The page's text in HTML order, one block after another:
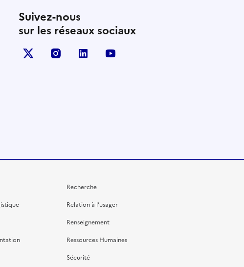
Suivez-nous
sur les réseaux sociaux
X (anciennement Twitter)
instagramlinkedin
Recherche
Relation à l’usager
Renseignement
Ressources Humaines
Sécurité